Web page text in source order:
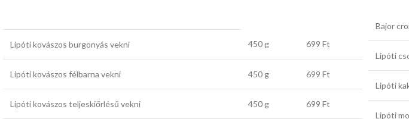
Lipóti kovászos burgonyás vekni 450 g 699 Ft
Lipóti kovászos félbarna vekni 450 g 699 Ft
Lipóti kovászos teljeskiőrlésű vekni 450 g 699 Ft
Bajor
Lipóti
Lipóti
Lipóti